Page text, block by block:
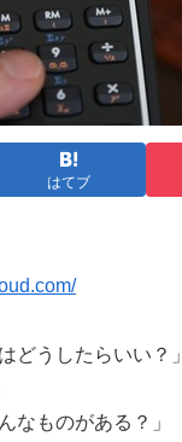
はてブ
どうしたらいい？」
なものがある？」